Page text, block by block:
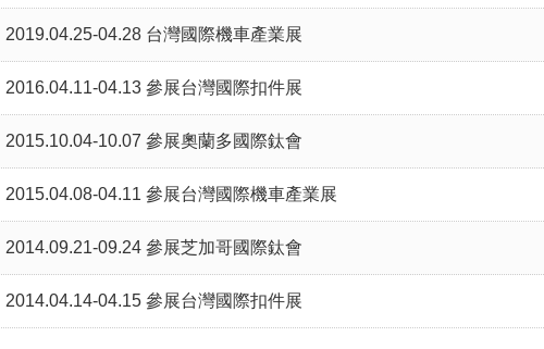
2019.04.25-04.28 台灣國際機車產業展
2016.04.11-04.13 參展台灣國際扣件展
2015.10.04-10.07 參展奧蘭多國際鈦會
2015.04.08-04.11 參展台灣國際機車產業展
2014.09.21-09.24 參展芝加哥國際鈦會
2014.04.14-04.15 參展台灣國際扣件展